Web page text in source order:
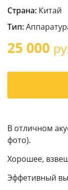
Страна: Китай
Тип:
25 000
В отличном
фото).
Хорошее,
Эффетивный